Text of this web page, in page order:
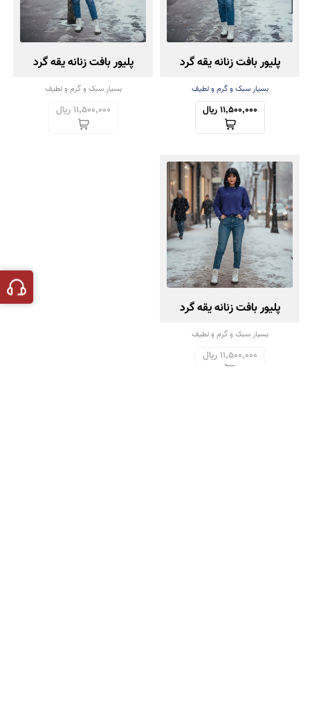
پلیور بافت زنانه یقه گرد
بسیار سبک و گرم و لطیف
11,500,000 ریال
پلیور بافت زنانه یقه گرد
بسیار سبک و گرم و لطیف
11,500,000 ریال
پلیور بافت زنانه یقه گرد
بسیار سبک و گرم و لطیف
11,500,000 ریال